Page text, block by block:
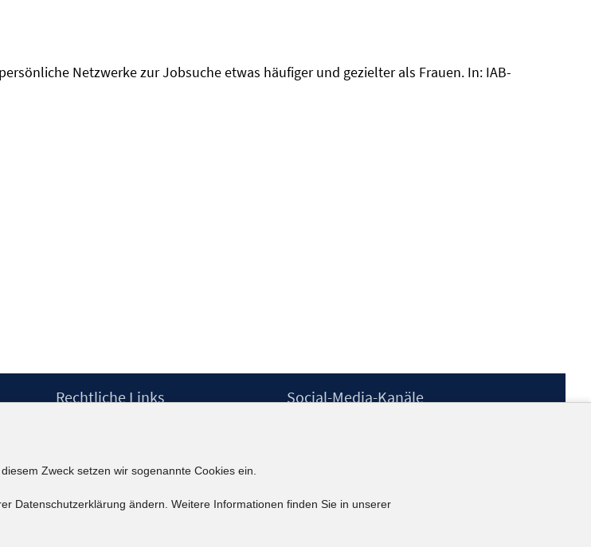
Netzwerke zur Jobsuche etwas häufiger und gezielter als Frauen. In: IAB-
Rechtliche Links
Erklärung zur Barrierefreiheit
Social-Media-Kanäle
kununu
Zweck setzen wir sogenannte Cookies ein.
Datenschutzerklärung ändern. Weitere Informationen finden Sie in unserer